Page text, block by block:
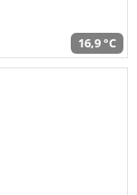
16,9 °C